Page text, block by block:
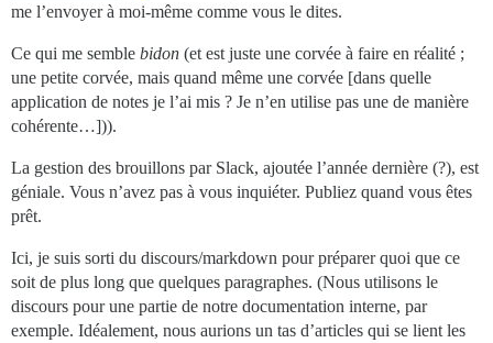
me l’envoyer à moi-même comme vous le dites.
Ce qui me semble bidon (et est juste une corvée à faire en réalité ;
une petite corvée, mais quand même une corvée [dans quelle
application de notes je l’ai mis ? Je n’en utilise pas une de manière
cohérente…])).
La gestion des brouillons par Slack, ajoutée l’année dernière (?), est
géniale. Vous n’avez pas à vous inquiéter. Publiez quand vous êtes
prêt.
Ici, je suis sorti du discours/markdown pour préparer quoi que ce
soit de plus long que quelques paragraphes. (Nous utilisons le
discours pour une partie de notre documentation interne, par
exemple. Idéalement, nous aurions un tas d’articles qui se lient les